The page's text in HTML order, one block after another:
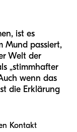
ist es
Mund passiert,
Welt der
„stimmhafter
wenn das
die Erklärung
Kontakt